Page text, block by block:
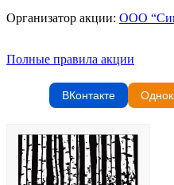
Организатор акции: ООО
Полные правила акции
ВКонтакте